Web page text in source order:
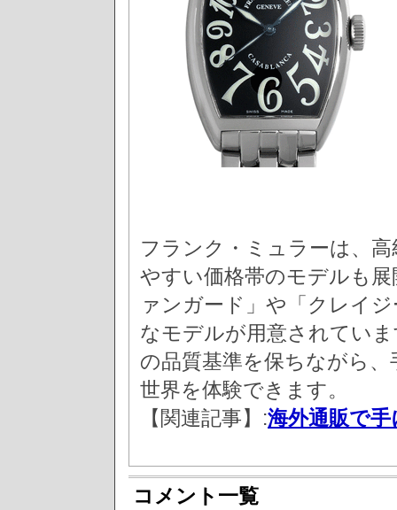
フランク・ミュラーは、
やすい価格帯のモデルも
ァンガード」や「クレイ
なモデルが用意されてい
の品質基準を保ちながら
世界を体験できます。
【関連記事】:海外通販で
コメント一覧